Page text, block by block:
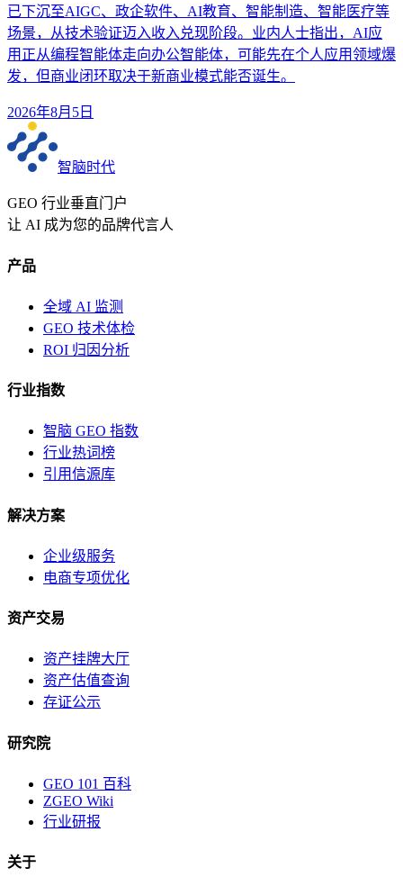
已下沉至AIGC、政企软件、AI教育、智能制造、智能医疗等
场景，从技术验证迈入收入兑现阶段。业内人士指出，AI应
用正从编程智能体走向办公智能体，可能先在个人应用领域爆
发，但商业闭环取决于新商业模式能否诞生。
2026年8月5日
智脑时代
GEO 行业垂直门户
让 AI 成为您的品牌代言人
产品
全域 AI 监测
GEO 技术体检
ROI 归因分析
行业指数
智脑 GEO 指数
行业热词榜
引用信源库
解决方案
企业级服务
电商专项优化
资产交易
资产挂牌大厅
资产估值查询
存证公示
研究院
GEO 101 百科
ZGEO Wiki
行业研报
关于